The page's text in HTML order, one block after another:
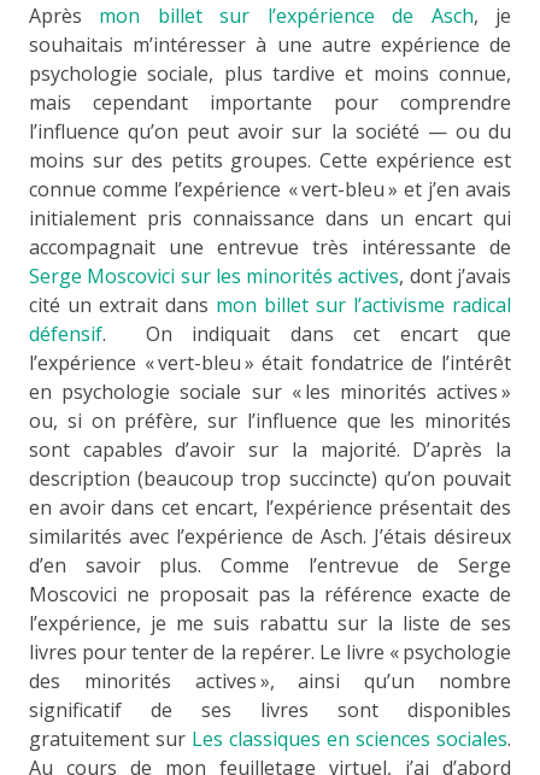
Après mon billet sur l’expérience de Asch, je
souhaitais m’intéresser à une autre expérience de
psychologie sociale, plus tardive et moins connue,
mais cependant importante pour comprendre
l’influence qu’on peut avoir sur la société — ou du
moins sur des petits groupes. Cette expérience est
connue comme l’expérience « vert-bleu » et j’en avais
initialement pris connaissance dans un encart qui
accompagnait une entrevue très intéressante de
Serge Moscovici sur les minorités actives, dont j’avais
cité un extrait dans mon billet sur l’activisme radical
défensif. On indiquait dans cet encart que
l’expérience « vert-bleu » était fondatrice de l’intérêt
en psychologie sociale sur « les minorités actives »
ou, si on préfère, sur l’influence que les minorités
sont capables d’avoir sur la majorité. D’après la
description (beaucoup trop succincte) qu’on pouvait
en avoir dans cet encart, l’expérience présentait des
similarités avec l’expérience de Asch. J’étais désireux
d’en savoir plus. Comme l’entrevue de Serge
Moscovici ne proposait pas la référence exacte de
l’expérience, je me suis rabattu sur la liste de ses
livres pour tenter de la repérer. Le livre « psychologie
des minorités actives », ainsi qu’un nombre
significatif de ses livres sont disponibles
gratuitement sur Les classiques en sciences sociales.
Au cours de mon feuilletage virtuel, j’ai d’abord